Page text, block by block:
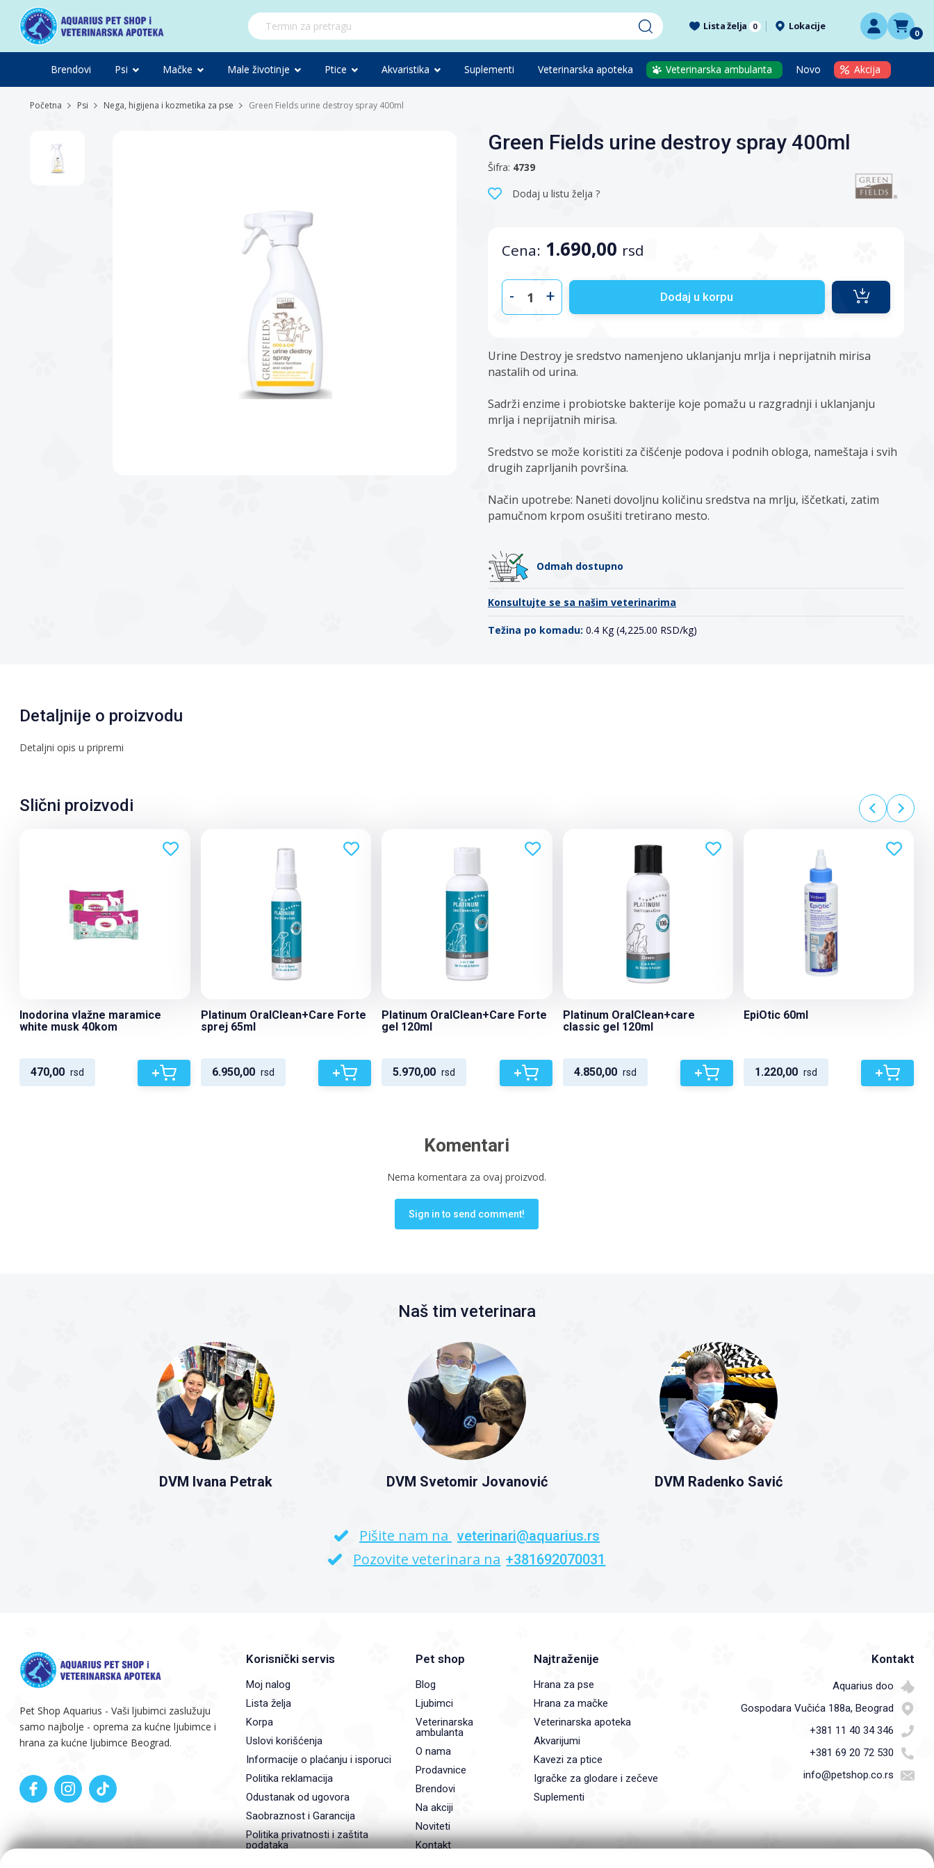
Lista želja 0 Lokacije
0
Brendovi Psi Mačke Male životinje Ptice Akvaristika Suplementi Veterinarska apoteka Veterinarska ambulanta Novo Akcija
Početna Psi Nega, higijena i kozmetika za pse Green Fields urine destroy spray 400ml
Green Fields urine destroy spray 400ml
Šifra: 4739
Dodaj u listu želja ?
Cena: 1.690,00 rsd
- + Dodaj u korpu
Urine Destroy je sredstvo namenjeno uklanjanju mrlja i neprijatnih mirisa
nastalih od urina.
Sadrži enzime i probiotske bakterije koje pomažu u razgradnji i uklanjanju
mrlja i neprijatnih mirisa.
Sredstvo se može koristiti za čišćenje podova i podnih obloga, nameštaja i svih
drugih zaprljanih površina.
Način upotrebe: Naneti dovoljnu količinu sredstva na mrlju, iščetkati, zatim
pamučnom krpom osušiti tretirano mesto.
Odmah dostupno
Konsultujte se sa našim veterinarima
Težina po komadu: 0.4 Kg (4,225.00 RSD/kg)
Detaljnije o proizvodu
Detaljni opis u pripremi
Slični proizvodi
Inodorina vlažne maramice
white musk 40kom
470,00 rsd +
Platinum OralClean+Care Forte
sprej 65ml
6.950,00 rsd +
Platinum OralClean+Care Forte
gel 120ml
5.970,00 rsd +
Platinum OralClean+care
classic gel 120ml
4.850,00 rsd +
EpiOtic 60ml
1.220,00 rsd +
Komentari
Nema komentara za ovaj proizvod.
Sign in to send comment!
Naš tim veterinara
DVM Ivana Petrak DVM Svetomir Jovanović DVM Radenko Savić
Pišite nam na veterinari@aquarius.rs
Pozovite veterinara na +381692070031
Pet Shop Aquarius - Vaši ljubimci zaslužuju
samo najbolje - oprema za kućne ljubimce i
hrana za kućne ljubimce Beograd.
Korisnički servis
Moj nalog
Lista želja
Korpa
Uslovi korišćenja
Informacije o plaćanju i isporuci
Politika reklamacija
Odustanak od ugovora
Saobraznost i Garancija
Politika privatnosti i zaštita
podataka
Pet shop
Blog
Ljubimci
Veterinarska
ambulanta
O nama
Prodavnice
Brendovi
Na akciji
Noviteti
Kontakt
Najtraženije
Hrana za pse
Hrana za mačke
Veterinarska apoteka
Akvarijumi
Kavezi za ptice
Igračke za glodare i zečeve
Suplementi
Kontakt
Aquarius doo
Gospodara Vučića 188a, Beograd
+381 11 40 34 346
+381 69 20 72 530
info@petshop.co.rs